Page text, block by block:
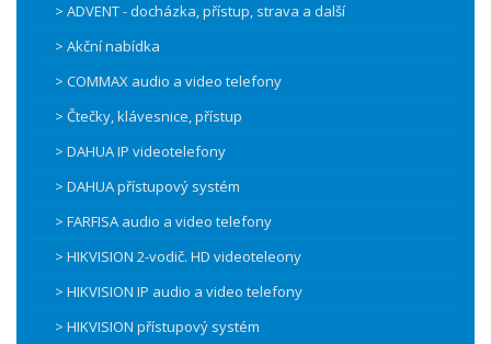
> ADVENT - docházka, přístup, strava a další
> Akční nabídka
> COMMAX audio a video telefony
> Čtečky, klávesnice, přístup
> DAHUA IP videotelefony
> DAHUA přístupový systém
> FARFISA audio a video telefony
> HIKVISION 2-vodič. HD videoteleony
> HIKVISION IP audio a video telefony
> HIKVISION přístupový systém